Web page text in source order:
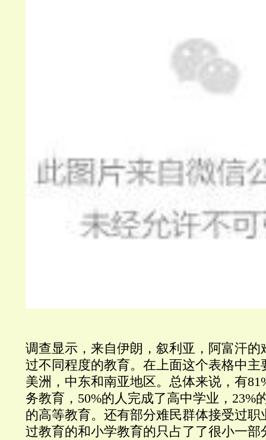
调查显示，来自伊朗，叙利亚，阿富汗的
过不同程度的教育。在上面这个表格中主
美洲，中东和南亚地区。总体来说，有
务教育，50%的人完成了高中学业，23%
的高等教育。还有部分难民群体接受过职
过教育的和小学教育的只占了了很小一部